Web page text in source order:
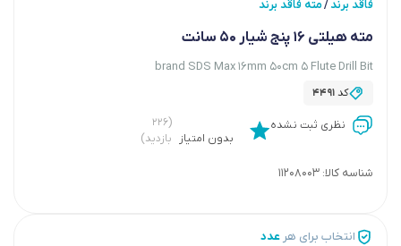
فاقد برند/مته فاقد برند
مته هیلتی 16 پنج شیار 50 سانت
brand SDS Max 16mm 50cm 5 Flute Drill Bit
کد4491
نظری ثبت نشده
بدون امتیاز
(۲۲۶
بازدید)
شناسه کالا: 11208003
انتخاب برای هر عدد